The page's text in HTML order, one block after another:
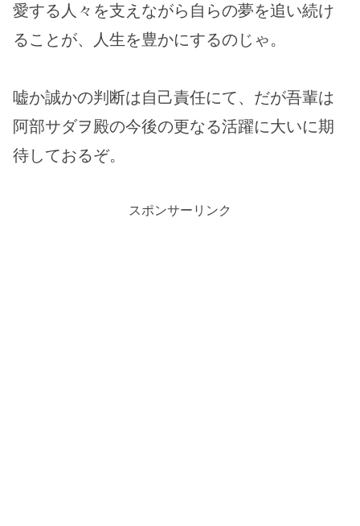
愛する人々を支えながら自らの夢を追い続け
ることが、人生を豊かにするのじゃ。
嘘か誠かの判断は自己責任にて、だが吾輩は
阿部サダヲ殿の今後の更なる活躍に大いに期
待しておるぞ。
スポンサーリンク